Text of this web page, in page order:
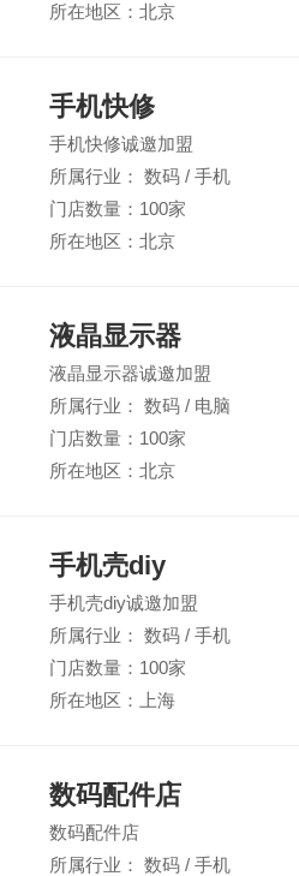
所在地区：北京
手机快修
手机快修诚邀加盟
所属行业： 数码 / 手机
门店数量：100家
所在地区：北京
液晶显示器
液晶显示器诚邀加盟
所属行业： 数码 / 电脑
门店数量：100家
所在地区：北京
手机壳diy
手机壳diy诚邀加盟
所属行业： 数码 / 手机
门店数量：100家
所在地区：上海
数码配件店
数码配件店
所属行业： 数码 / 手机